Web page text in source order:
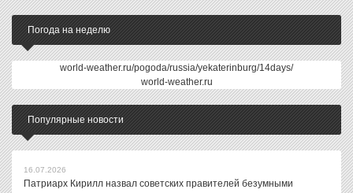
Погода на неделю
world-weather.ru/pogoda/russia/yekaterinburg/14days/
world-weather.ru
Популярные новости
16.07.2026
Патриарх Кирилл назвал советских правителей безумными